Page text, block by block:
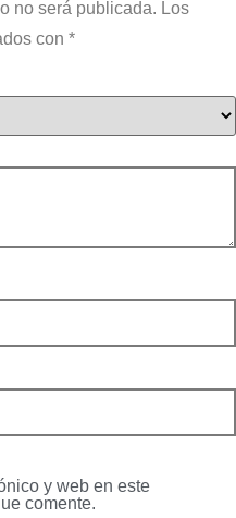
no será publicada. Los
con *
y web en este
comente.